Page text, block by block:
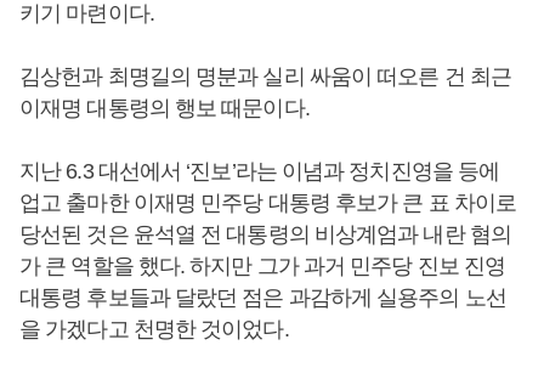
키기 마련이다.
김상헌과 최명길의 명분과 실리 싸움이 떠오른 건 최근
이재명 대통령의 행보 때문이다.
지난 6.3 대선에서 ‘진보’라는 이념과 정치진영을 등에
업고 출마한 이재명 민주당 대통령 후보가 큰 표 차이로
당선된 것은 윤석열 전 대통령의 비상계엄과 내란 혐의
가 큰 역할을 했다. 하지만 그가 과거 민주당 진보 진영
대통령 후보들과 달랐던 점은 과감하게 실용주의 노선
을 가겠다고 천명한 것이었다.